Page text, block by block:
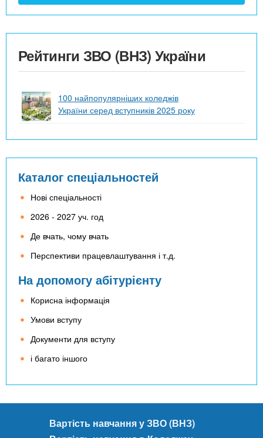
Рейтинги ЗВО (ВНЗ) України
100 найпопулярніших коледжів
України серед вступників 2025 року
Каталог спеціальностей
Нові спеціальності
2026 - 2027 уч. год
Де вчать, чому вчать
Перспективи працевлаштування і т.д.
На допомогу абітурієнту
Корисна інформація
Умови вступу
Документи для вступу
і багато іншого
Вартість навчання у ЗВО (ВНЗ)